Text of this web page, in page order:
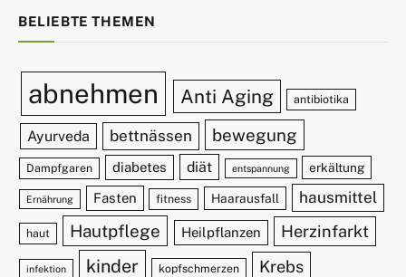
BELIEBTE THEMEN
abnehmen Anti Aging antibiotika
Ayurveda bettnässen bewegung
Dampfgaren diabetes diät entspannung erkältung
Ernährung Fasten fitness Haarausfall hausmittel
haut Hautpflege Heilpflanzen Herzinfarkt
infektion kinder kopfschmerzen Krebs